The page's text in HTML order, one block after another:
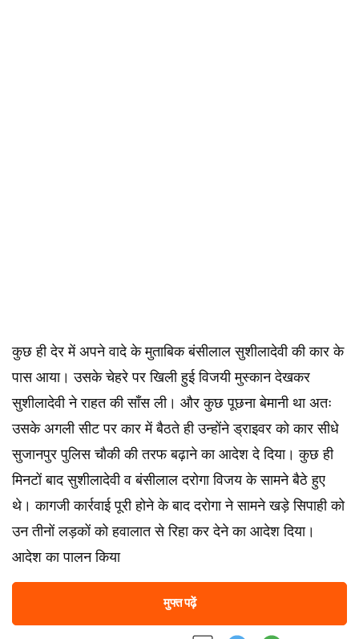
कुछ ही देर में अपने वादे के मुताबिक बंसीलाल सुशीलादेवी की कार के
पास आया। उसके चेहरे पर खिली हुई विजयी मुस्कान देखकर
सुशीलादेवी ने राहत की साँस ली। और कुछ पूछना बेमानी था अतः
उसके अगली सीट पर कार में बैठते ही उन्होंने ड्राइवर को कार सीधे
सुजानपुर पुलिस चौकी की तरफ बढ़ाने का आदेश दे दिया। कुछ ही
मिनटों बाद सुशीलादेवी व बंसीलाल दरोगा विजय के सामने बैठे हुए
थे। कागजी कार्रवाई पूरी होने के बाद दरोगा ने सामने खड़े सिपाही को
उन तीनों लड़कों को हवालात से रिहा कर देने का आदेश दिया।
आदेश का पालन किया
मुफ्त पढ़ें